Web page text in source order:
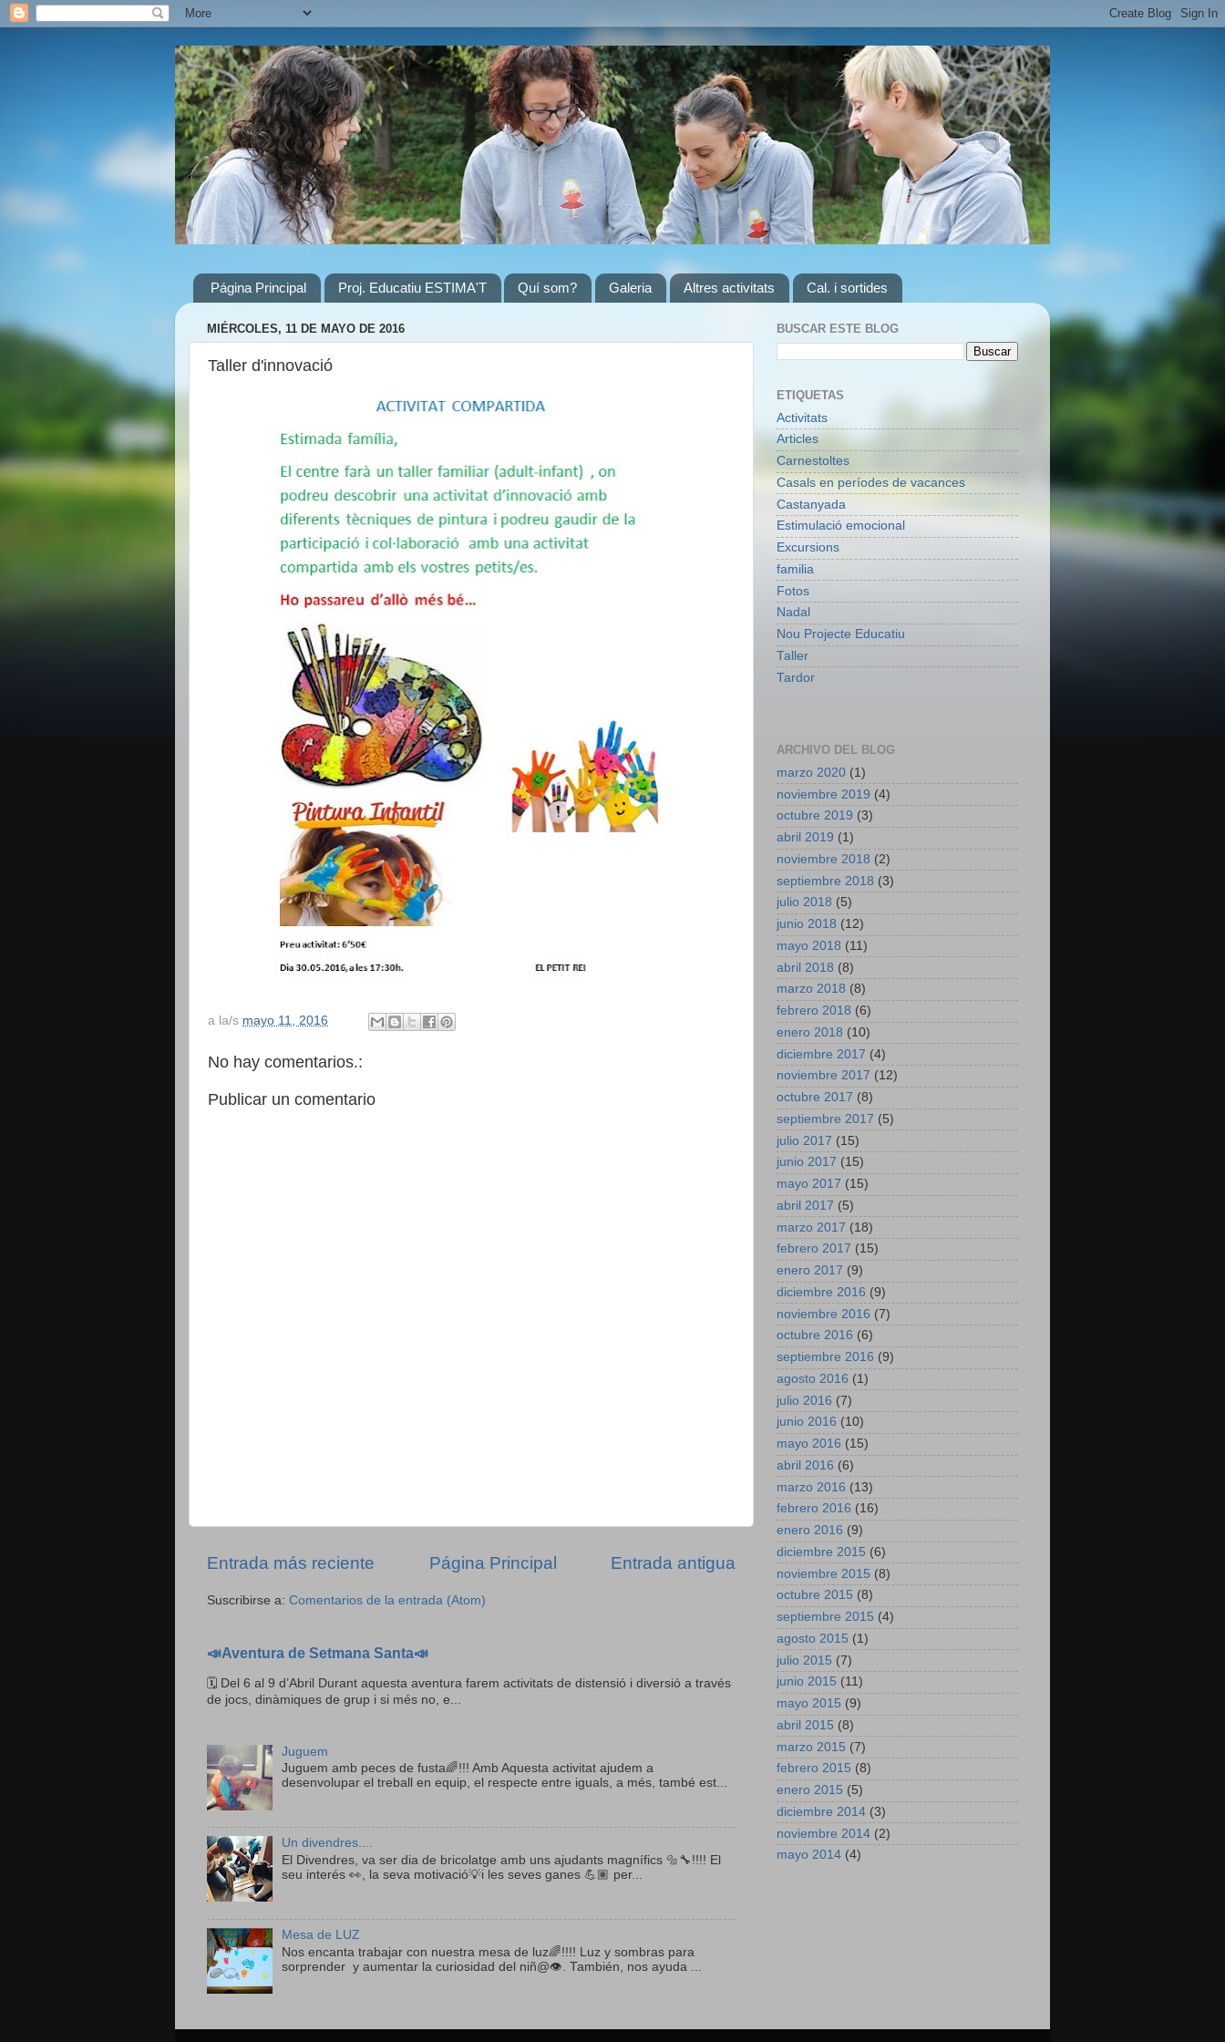
Página Principal Proj. Educatiu ESTIMA'T Quí som? Galeria Altres activitats Cal. i sortides
MIÉRCOLES, 11 DE MAYO DE 2016
Taller d'innovació
a la/s mayo 11, 2016
No hay comentarios.:
Publicar un comentario
Entrada más reciente Entrada antigua
Página Principal
Suscribirse a: Comentarios de la entrada (Atom)
📣Aventura de Setmana Santa📣
🗓 Del 6 al 9 d’Abril Durant aquesta aventura farem activitats de distensió i diversió a través
de jocs, dinàmiques de grup i si més no, e...
Juguem
Juguem amb peces de fusta🌈!!! Amb Aquesta activitat ajudem a
desenvolupar el treball en equip, el respecte entre iguals, a més, també est...
Un divendres....
El Divendres, va ser dia de bricolatge amb uns ajudants magnífics 🔩🔧!!!! El
seu interés 👀, la seva motivació💡i les seves ganes 💪🏽 per...
Mesa de LUZ
Nos encanta trabajar con nuestra mesa de luz🌈!!!! Luz y sombras para
sorprender y aumentar la curiosidad del niñ@👁. También, nos ayuda ...
BUSCAR ESTE BLOG
ETIQUETAS
Activitats
Articles
Carnestoltes
Casals en períodes de vacances
Castanyada
Estimulació emocional
Excursions
familia
Fotos
Nadal
Nou Projecte Educatiu
Taller
Tardor
ARCHIVO DEL BLOG
marzo 2020 (1)
noviembre 2019 (4)
octubre 2019 (3)
abril 2019 (1)
noviembre 2018 (2)
septiembre 2018 (3)
julio 2018 (5)
junio 2018 (12)
mayo 2018 (11)
abril 2018 (8)
marzo 2018 (8)
febrero 2018 (6)
enero 2018 (10)
diciembre 2017 (4)
noviembre 2017 (12)
octubre 2017 (8)
septiembre 2017 (5)
julio 2017 (15)
junio 2017 (15)
mayo 2017 (15)
abril 2017 (5)
marzo 2017 (18)
febrero 2017 (15)
enero 2017 (9)
diciembre 2016 (9)
noviembre 2016 (7)
octubre 2016 (6)
septiembre 2016 (9)
agosto 2016 (1)
julio 2016 (7)
junio 2016 (10)
mayo 2016 (15)
abril 2016 (6)
marzo 2016 (13)
febrero 2016 (16)
enero 2016 (9)
diciembre 2015 (6)
noviembre 2015 (8)
octubre 2015 (8)
septiembre 2015 (4)
agosto 2015 (1)
julio 2015 (7)
junio 2015 (11)
mayo 2015 (9)
abril 2015 (8)
marzo 2015 (7)
febrero 2015 (8)
enero 2015 (5)
diciembre 2014 (3)
noviembre 2014 (2)
mayo 2014 (4)